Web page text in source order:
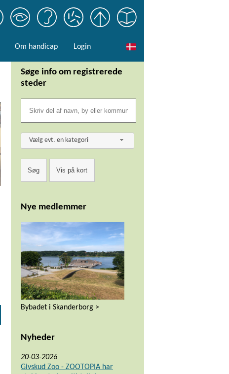
Om handicap Login
Søge info om registrerede
steder
Vælg evt. en kategori
Nye medlemmer
Bybadet i Skanderborg >
Nyheder
20-03-2026
Givskud Zoo - ZOOTOPIA har